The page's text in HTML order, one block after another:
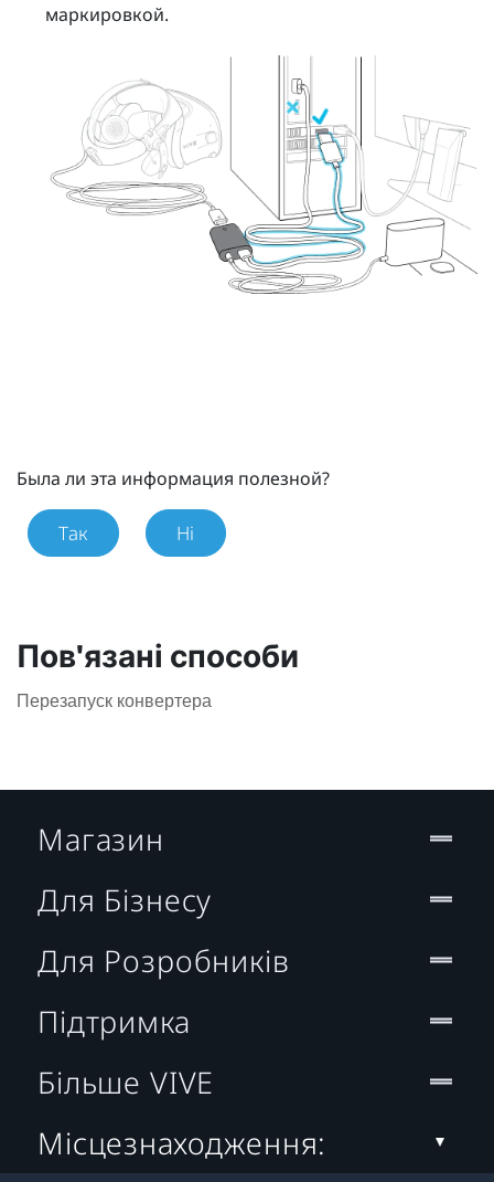
маркировкой.
Была ли эта информация полезной?
Так Ні
Пов'язані способи
Перезапуск конвертера
Магазин
Для Бізнесу
Для Розробників
Підтримка
Більше VIVE
Місцезнаходження: